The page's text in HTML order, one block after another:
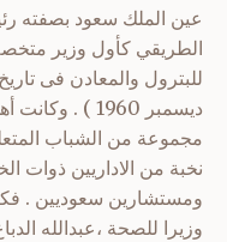
عين الملك سعود بصفته
الطريقي كأول وزير
ديسمبر 1960 )
مجموعة من الشباب
نخبة من الاداريين ذوات
ومستشارين سعوديين .
وزيرا للصحة ،عبدالله